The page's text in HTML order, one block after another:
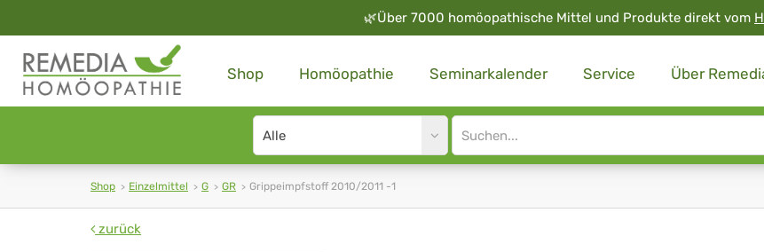
🌿Über 7000 homöopathische Mittel und Produkte direkt vom
Shop Homöopathie Seminarkalender Service Über
Search
type
Site
search
Shop Einzelmittel G GR Grippeimpfstoff 2010/2011 -1
zurück